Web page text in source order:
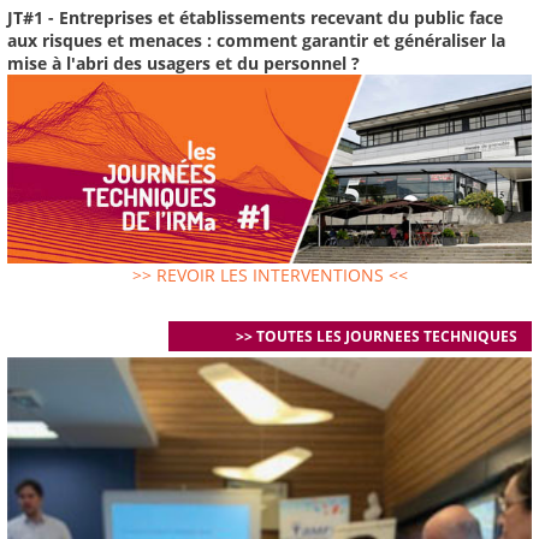
JT#1 - Entreprises et établissements recevant du public face
aux risques et menaces : comment garantir et généraliser la
mise à l'abri des usagers et du personnel ?
>> REVOIR LES INTERVENTIONS <<
>> TOUTES LES JOURNEES TECHNIQUES